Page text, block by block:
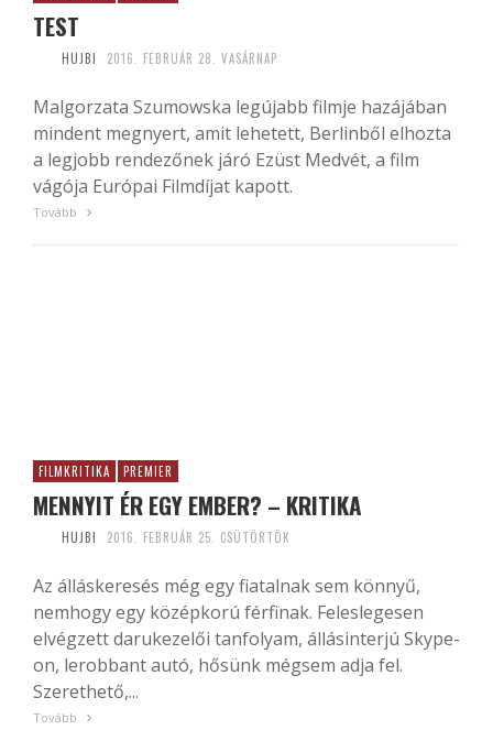
TEST
HUJBI 2016. FEBRUÁR 28. VASÁRNAP
Malgorzata Szumowska legújabb filmje hazájában
mindent megnyert, amit lehetett, Berlinből elhozta
a legjobb rendezőnek járó Ezüst Medvét, a film
vágója Európai Filmdíjat kapott.
Tovább
FILMKRITIKA PREMIER
MENNYIT ÉR EGY EMBER? – KRITIKA
HUJBI 2016. FEBRUÁR 25. CSÜTÖRTÖK
Az álláskeresés még egy fiatalnak sem könnyű,
nemhogy egy középkorú férfinak. Feleslegesen
elvégzett darukezelői tanfolyam, állásinterjú Skype-
on, lerobbant autó, hősünk mégsem adja fel.
Szerethető,...
Tovább